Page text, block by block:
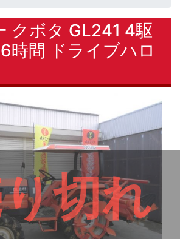
クボタ GL241 4駆
時間 ドライブハロ
切れ